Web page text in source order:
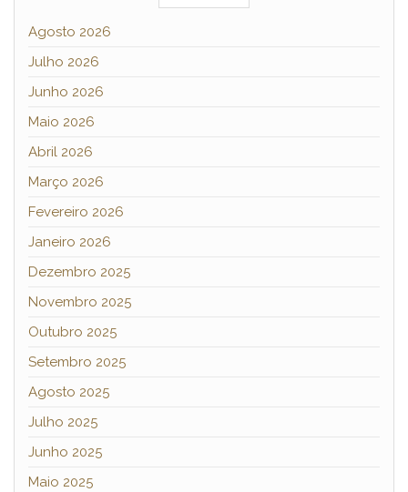
Agosto 2026
Julho 2026
Junho 2026
Maio 2026
Abril 2026
Março 2026
Fevereiro 2026
Janeiro 2026
Dezembro 2025
Novembro 2025
Outubro 2025
Setembro 2025
Agosto 2025
Julho 2025
Junho 2025
Maio 2025